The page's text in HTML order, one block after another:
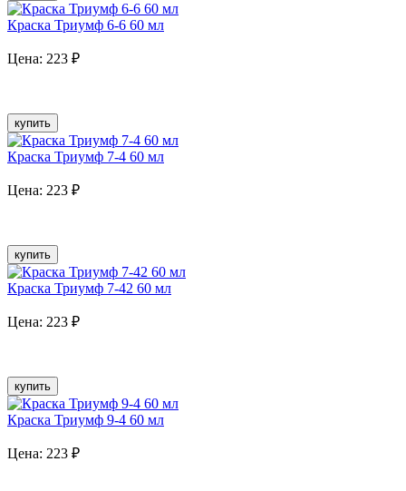
Краска Триумф 6-6 60 мл
Цена: 223 ₽
купить
Краска Триумф 7-4 60 мл
Цена: 223 ₽
купить
Краска Триумф 7-42 60 мл
Цена: 223 ₽
купить
Краска Триумф 9-4 60 мл
Цена: 223 ₽